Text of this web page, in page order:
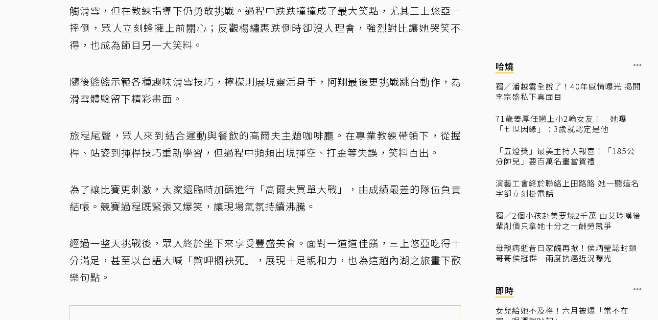
觸滑雪，但在教練指導下仍勇敢挑戰。過程中跌跌撞撞成了最大笑點，尤其三上悠亞一
摔倒，眾人立刻蜂擁上前關心；反觀楊繡惠跌倒時卻沒人理會，強烈對比讓她哭笑不
得，也成為節目另一大笑料。
隨後籃籃示範各種趣味滑雪技巧，檸檬則展現靈活身手，阿翔最後更挑戰跳台動作，為
滑雪體驗留下精彩畫面。
旅程尾聲，眾人來到結合運動與餐飲的高爾夫主題咖啡廳。在專業教練帶領下，從握
桿、站姿到揮桿技巧重新學習，但過程中頻頻出現揮空、打歪等失誤，笑料百出。
為了讓比賽更刺激，大家還臨時加碼進行「高爾夫買單大戰」，由成績最差的隊伍負責
結帳。競賽過程既緊張又爆笑，讓現場氣氛持續沸騰。
經過一整天挑戰後，眾人終於坐下來享受豐盛美食。面對一道道佳餚，三上悠亞吃得十
分滿足，甚至以台語大喊「齁呷擱袂死」，展現十足親和力，也為這趟內湖之旅畫下歡
樂句點。
哈燒
獨／潘越雲全說了！40年感情曝光 揭開
李宗盛私下真面目
71歲姜厚任戀上小2輪女友！ 她曝
「七世因緣」：3歲就認定是他
「五燈獎」最美主持人報喜！「185公
分帥兒」要百萬名畫當賀禮
演藝工會終於聯絡上田路路 她一聽這名
字卻立刻掛電話
獨／2個小孩赴美要燒2千萬 曲艾玲嘆後
輩削價只拿她十分之一酬勞競爭
母親病逝昔日家醜再掀！侯炳瑩認封鎖
哥哥侯冠群 兩度抗癌近況曝光
即時
女兒給她不及格！六月被爆「常不在